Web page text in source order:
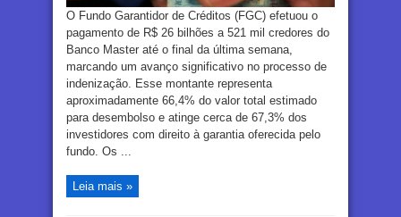
O Fundo Garantidor de Créditos (FGC) efetuou o
pagamento de R$ 26 bilhões a 521 mil credores do
Banco Master até o final da última semana,
marcando um avanço significativo no processo de
indenização. Esse montante representa
aproximadamente 66,4% do valor total estimado
para desembolso e atinge cerca de 67,3% dos
investidores com direito à garantia oferecida pelo
fundo. Os ...
Leia mais »